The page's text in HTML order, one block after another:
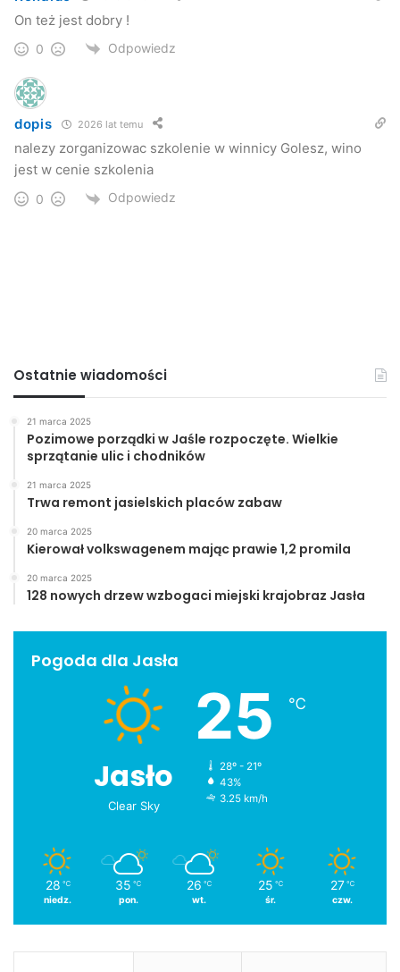
On też jest dobry !
0 Odpowiedz
dopis 2026 lat temu
nalezy zorganizowac szkolenie w winnicy Golesz, wino
jest w cenie szkolenia
0 Odpowiedz
Ostatnie wiadomości
21 marca 2025
Pozimowe porządki w Jaśle rozpoczęte. Wielkie
sprzątanie ulic i chodników
21 marca 2025
Trwa remont jasielskich placów zabaw
20 marca 2025
Kierował volkswagenem mając prawie 1,2 promila
20 marca 2025
128 nowych drzew wzbogaci miejski krajobraz Jasła
Pogoda dla Jasła
Jasło
Clear Sky
25 ℃
28º - 21º
43%
3.25 km/h
28 ℃
niedz.
35 ℃
pon.
26 ℃
wt.
25 ℃
śr.
27 ℃
czw.